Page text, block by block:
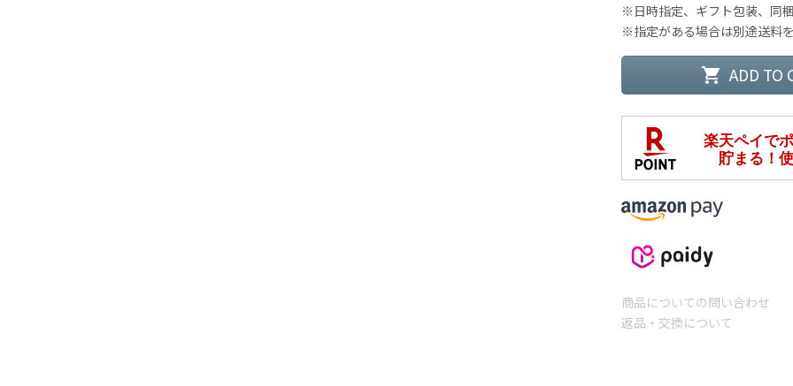
日時指定、ギフト包装、同
指定がある場合は別途送料
shopping_cart ADD TO
商品についての問い合わせ
返品・交換について